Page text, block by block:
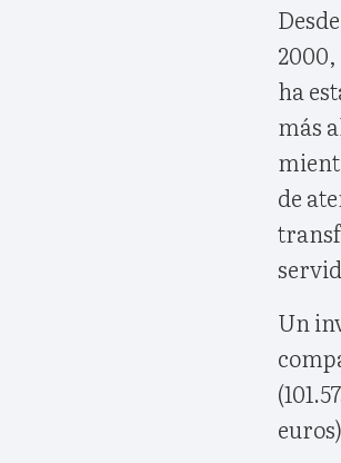
ha
más
de
Un